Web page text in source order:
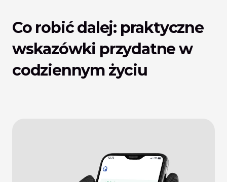
Co robić dalej: praktyczne
wskazówki przydatne w
codziennym życiu